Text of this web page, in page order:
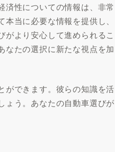
済性についての情報は、非常
当に必要な情報を提供し、
より安心して進められるこ
なたの選択に新たな視点を加
ができます。彼らの知識を活
ょう。あなたの自動車選びが